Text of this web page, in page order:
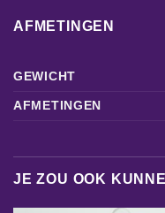
AFMETINGEN
GEWICHT
AFMETINGEN
JE ZOU OOK